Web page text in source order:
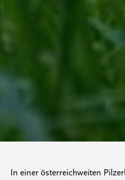
In einer österreichweiten